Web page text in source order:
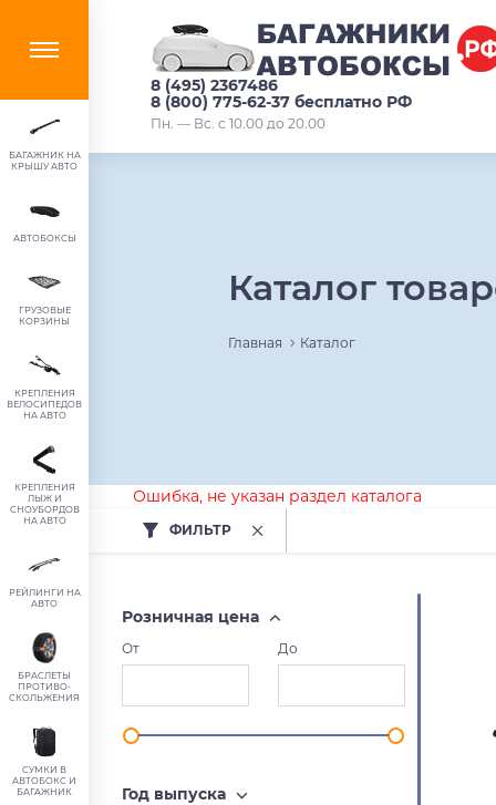
8 (495) 2367486
8 (800) 775-62-37 бесплатно РФ
Пн. — Вс. с 10.00 до 20.00
БАГАЖНИК НА
КРЫШУ АВТО
АВТОБОКСЫ
ГРУЗОВЫЕ
КОРЗИНЫ
КРЕПЛЕНИЯ
ВЕЛОСИПЕДОВ
НА АВТО
КРЕПЛЕНИЯ
ЛЫЖ И
СНОУБОРДОВ
НА АВТО
РЕЙЛИНГИ НА
АВТО
БРАСЛЕТЫ
ПРОТИВО-
СКОЛЬЖЕНИЯ
СУМКИ В
АВТОБОКС И
БАГАЖНИК
Каталог
Главная Каталог
Ошибка, не указан раздел каталога
ФИЛЬТР
Розничная цена
От До
Год выпуска